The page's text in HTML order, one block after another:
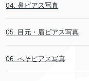
04. 鼻ピアス写真
05. 目元・眉ピアス写真
06. へそピアス写真